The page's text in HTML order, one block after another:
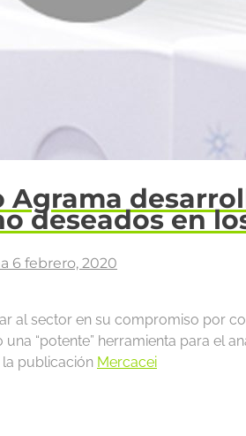
Agrama
deseados en
6 febrero, 2020
al sector en su compromiso por
“potente” herramienta para el
publicación Mercacei